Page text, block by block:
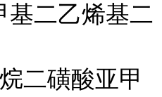
基二乙烯基二
二磺酸亚甲